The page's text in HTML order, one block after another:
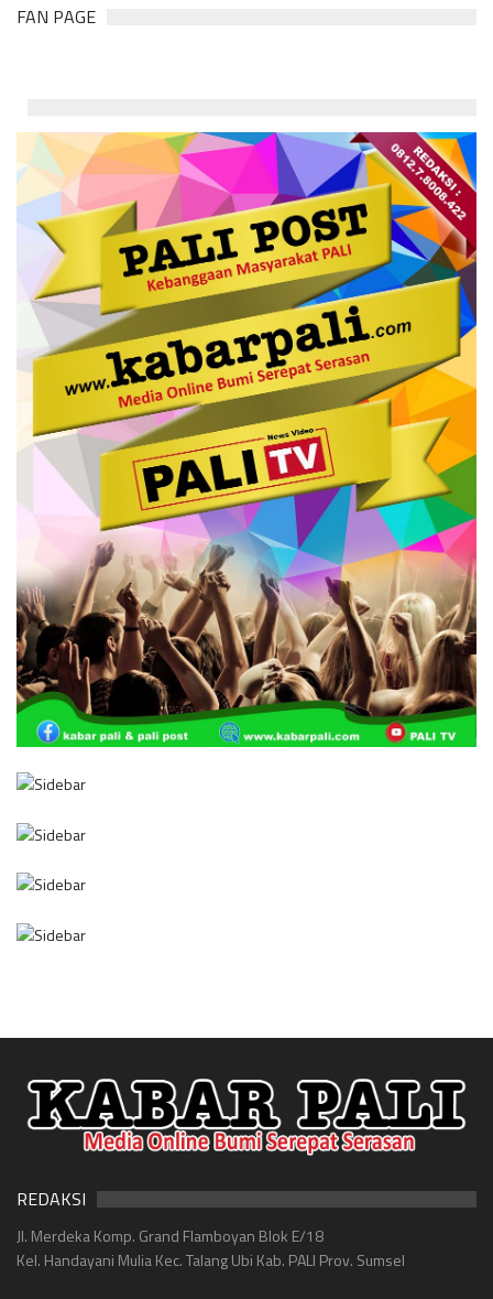
FAN PAGE
REDAKSI
Jl. Merdeka Komp. Grand Flamboyan Blok E/18
Kel. Handayani Mulia Kec. Talang Ubi Kab. PALI Prov. Sumsel